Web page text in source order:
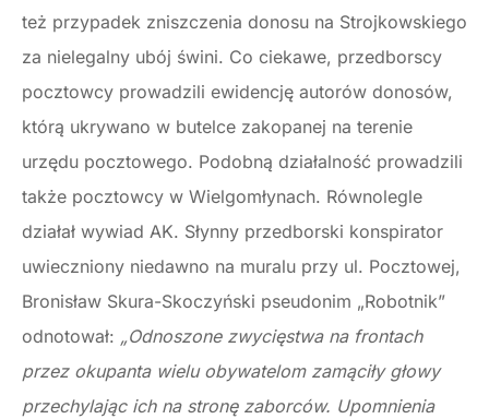
też przypadek zniszczenia donosu na Strojkowskiego
za nielegalny ubój świni. Co ciekawe, przedborscy
pocztowcy prowadzili ewidencję autorów donosów,
którą ukrywano w butelce zakopanej na terenie
urzędu pocztowego. Podobną działalność prowadzili
także pocztowcy w Wielgomłynach. Równolegle
działał wywiad AK. Słynny przedborski konspirator
uwieczniony niedawno na muralu przy ul. Pocztowej,
Bronisław Skura-Skoczyński pseudonim „Robotnik”
odnotował: „Odnoszone zwycięstwa na frontach
przez okupanta wielu obywatelom zamąciły głowy
przechylając ich na stronę zaborców. Upomnienia